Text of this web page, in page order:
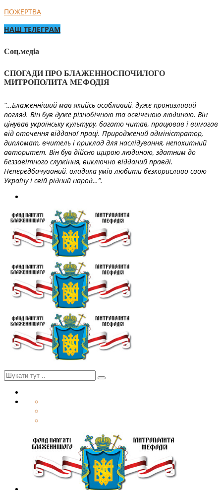
ПОЖЕРТВА
НАШ ТЕЛЕГРАМ
Соц.медіа
СПОГАДИ ПРО БЛАЖЕННОСПОЧИЛОГО
МИТРОПОЛИТА МЕФОДІЯ
“…Блаженніший мав якийсь особливий, дуже пронизливий
погляд. Він був дуже різнобічною та освіченою людиною. Він
цінував українську культуру, багато читав, працював і вимагав
від оточення відданої праці. Природжений адміністратор,
дипломат, вчитель і приклад для наслідування, непохитний
авторитет. Він був дійсно щирою людиною, здатним до
беззавітного служіння, виключно відданий правді.
Непередбачуваний, владика умів любити безкорисливо свою
Україну і свій рідний народ…”.